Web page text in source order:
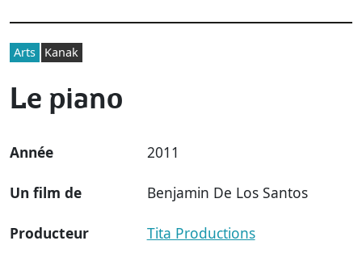
Arts Kanak
Le piano
Année 2011
Un film de Benjamin De Los Santos
Producteur Tita Productions